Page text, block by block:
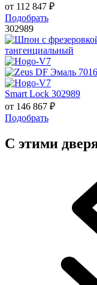
от 112 847 ₽
Подобрать
302989
Smart Lock 302989
от 146 867 ₽
Подобрать
С этими